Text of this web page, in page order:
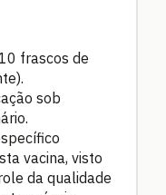
frascos de
sob
vacina, visto
da qualidade